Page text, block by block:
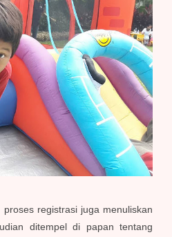
registrasi juga menuliskan
ditempel di papan tentang